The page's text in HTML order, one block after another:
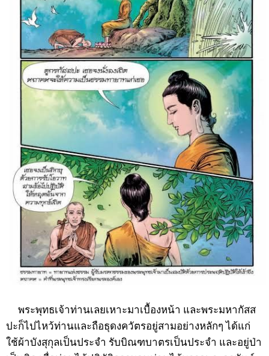
พระพุทธเจ้าท่านเลยเหาะมาเบื้องหน้า และพระมหากัสส
ปะก็ไปไหว้ท่านและถือธุดงควัตรอยู่สามอย่างหลักๆ ได้แก่
ใช้ผ้าบังสุกุลเป็นประจำ รับบิณฑบาตรเป็นประจำ และอยู่ป่า